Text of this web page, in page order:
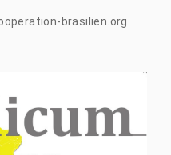
brasilien.org